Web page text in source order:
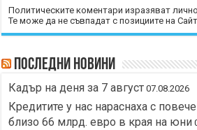
Политическите коментари изразяват
Те може да не съвпадат с позициите на
Последни новини
Кадър на деня за 7 август 07.08.2026
Кредитите у нас нараснаха с
близо 66 млрд. евро в края на юни